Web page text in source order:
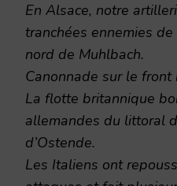
En Alsace, notre
tranchées ennemies
nord de Muhlbach.
Canonnade sur le front
La flotte britannique
allemandes du littoral
d’Ostende.
Les Italiens ont